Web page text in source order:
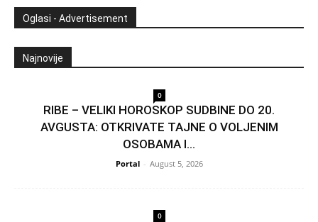
Oglasi - Advertisement
Najnovije
0
RIBE – VELIKI HOROSKOP SUDBINE DO 20.
AVGUSTA: OTKRIVATE TAJNE O VOLJENIM
OSOBAMA I...
Portal - August 5, 2026
0